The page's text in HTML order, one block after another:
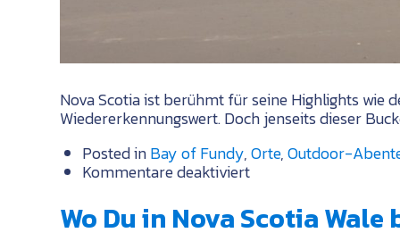
Nova Scotia ist berühmt für seine Highlights wie
Wiedererkennungswert. Doch jenseits dieser
Posted inBay of Fundy,Orte,Outdoor-
Kommentare deaktiviertfür
Schätze
von
Wo Du in Nova Scotia